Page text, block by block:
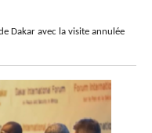
Dakar avec la visite annulée